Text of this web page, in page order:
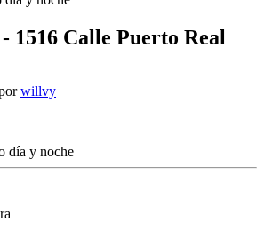
1516 Calle Puerto Real
willvy
día y noche